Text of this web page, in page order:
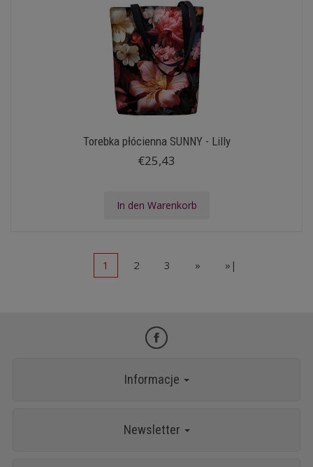
Torebka płócienna SUNNY - Lilly
€25,43
In den Warenkorb
1 2 3 » »|
Informacje
Newsletter